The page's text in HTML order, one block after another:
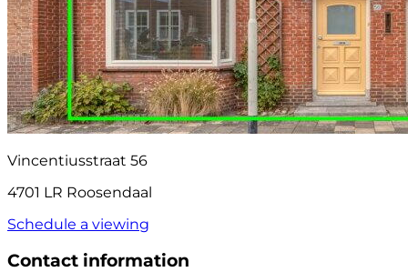
Vincentiusstraat 56
4701 LR Roosendaal
Schedule a viewing
Contact information